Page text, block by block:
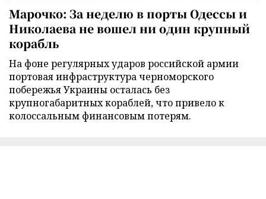
Марочко: За неделю в порты Одессы и
Николаева не вошел ни один крупный
корабль
На фоне регулярных ударов российской армии
портовая инфраструктура черноморского
побережья Украины осталась без
крупногабаритных кораблей, что привело к
колоссальным финансовым потерям.